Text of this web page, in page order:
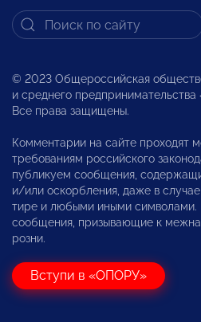
© 2023 Общероссийская
и среднего
Все права защищены.
Комментарии на сайте проходят
требованиям российского
публикуем сообщения,
и/или оскорбления, даже в
тире и любыми иными символами.
сообщения, призывающие к
розни.
Вступи в «ОПОРУ»